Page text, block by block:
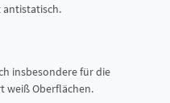
insbesondere für die
weiß Oberflächen.